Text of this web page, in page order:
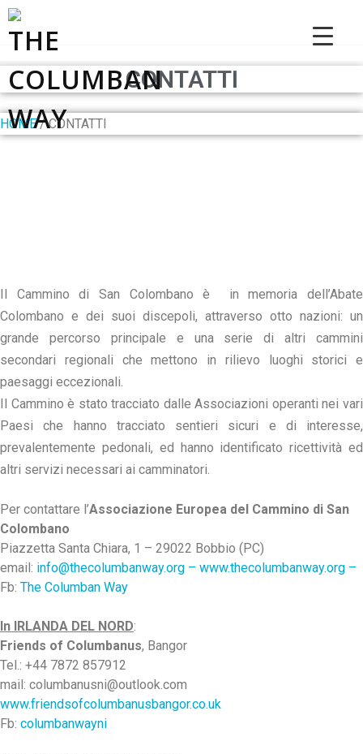
Passer
au
contenu
CONTATTI
HOME/ CONTATTI
Il Cammino di San Colombano è in memoria dell’Abate
Colombano e dei suoi discepoli, attraverso otto nazioni: un
grande percorso principale e una serie di altri cammini
secondari regionali che mettono in rilievo luoghi storici e
paesaggi eccezionali.
Il Cammino è stato tracciato dalle Associazioni operanti nei vari
Paesi che hanno tracciato sentieri sicuri e di interesse,
prevalentemente pedonali, ed hanno identificato ricettività ed
altri servizi necessari ai camminatori.
Per contattare l’Associazione Europea del Cammino di San
Colombano
Piazzetta Santa Chiara, 1 – 29022 Bobbio (PC)
email: info@thecolumbanway.org – www.thecolumbanway.org –
Fb: The Columban Way
In IRLANDA DEL NORD:
Friends of Columbanus, Bangor
Tel.: +44 7872 857912
mail: columbanusni@outlook.com
www.friendsofcolumbanusbangor.co.uk
Fb: columbanwayni